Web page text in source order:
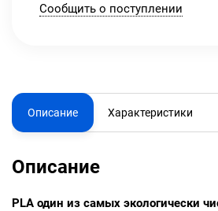
Сообщить о поступлении
Описание Характеристики
Описание
PLA один из самых экологически